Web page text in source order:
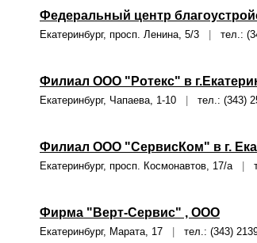
Федеральный центр
Екатеринбург, просп. Ленина, 5/3 тел.:
Филиал ООО "Ротекс" в
Екатеринбург, Чапаева, 1-10 тел.: (343)
Филиал ООО "СервисКом" в г.
Екатеринбург, просп. Космонавтов, 17/а
Фирма "Верт-Сервис" , ООО
Екатеринбург, Марата, 17 тел.: (343)